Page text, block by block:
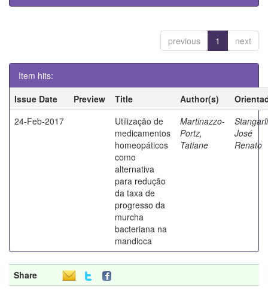
previous 1 next
Item hits:
Issue Date
Preview Title Author(s)
24-Feb-2017
Utilização de
medicamentos
homeopáticos
como
alternativa
para redução
da taxa de
progresso da
murcha
bacteriana na
mandioca
Martinazzo-
Portz,
Tatiane
José
Renato
Share